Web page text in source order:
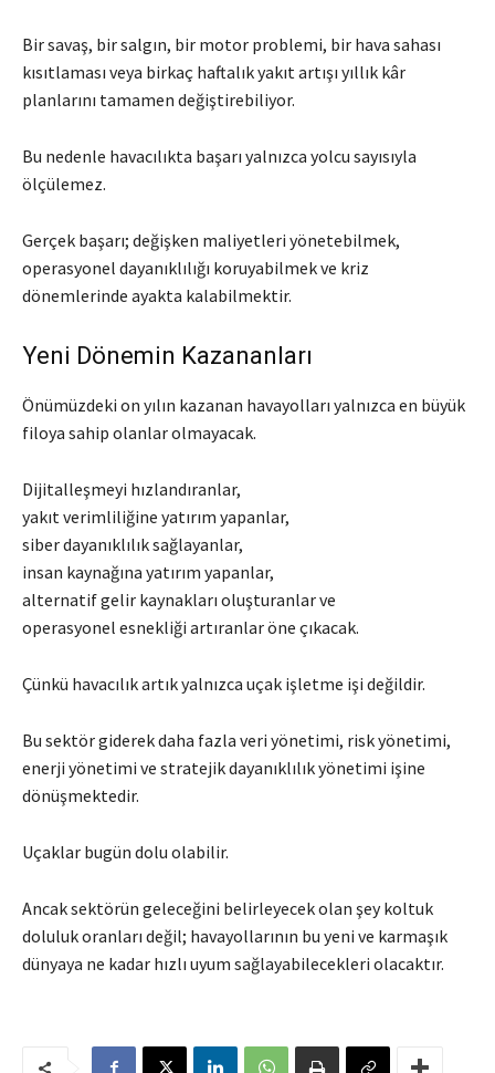
Bir savaş, bir salgın, bir motor problemi, bir hava sahası
kısıtlaması veya birkaç haftalık yakıt artışı yıllık kâr
planlarını tamamen değiştirebiliyor.
Bu nedenle havacılıkta başarı yalnızca yolcu sayısıyla
ölçülemez.
Gerçek başarı; değişken maliyetleri yönetebilmek,
operasyonel dayanıklılığı koruyabilmek ve kriz
dönemlerinde ayakta kalabilmektir.
Yeni Dönemin Kazananları
Önümüzdeki on yılın kazanan havayolları yalnızca en büyük
filoya sahip olanlar olmayacak.
Dijitalleşmeyi hızlandıranlar,
yakıt verimliliğine yatırım yapanlar,
siber dayanıklılık sağlayanlar,
insan kaynağına yatırım yapanlar,
alternatif gelir kaynakları oluşturanlar ve
operasyonel esnekliği artıranlar öne çıkacak.
Çünkü havacılık artık yalnızca uçak işletme işi değildir.
Bu sektör giderek daha fazla veri yönetimi, risk yönetimi,
enerji yönetimi ve stratejik dayanıklılık yönetimi işine
dönüşmektedir.
Uçaklar bugün dolu olabilir.
Ancak sektörün geleceğini belirleyecek olan şey koltuk
doluluk oranları değil; havayollarının bu yeni ve karmaşık
dünyaya ne kadar hızlı uyum sağlayabilecekleri olacaktır.